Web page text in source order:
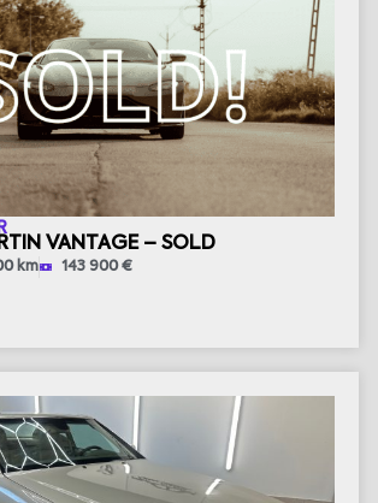
VANTAGE – SOLD
km 143 900 €